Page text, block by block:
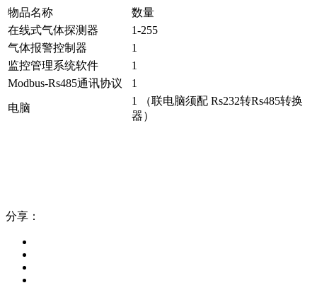
物品名称
数量
在线式气体探测器
1-255
气体报警控制器
1
监控管理系统软件
1
Modbus-Rs485通讯协议
1
电脑
1 （联电脑须配 Rs232转Rs485转换
器）
分享：